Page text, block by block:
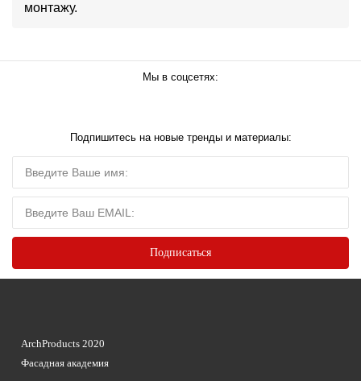
монтажу.
Мы в соцсетях:
Подпишитесь на новые тренды и материалы:
ArchProducts 2020
Фасадная академия